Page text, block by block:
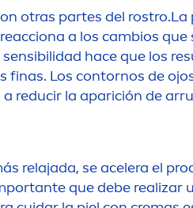
otras partes del
a los cambios que
hace que los
finas. Los contornos de
reducir la aparición de
relajada, se acelera el
que debe